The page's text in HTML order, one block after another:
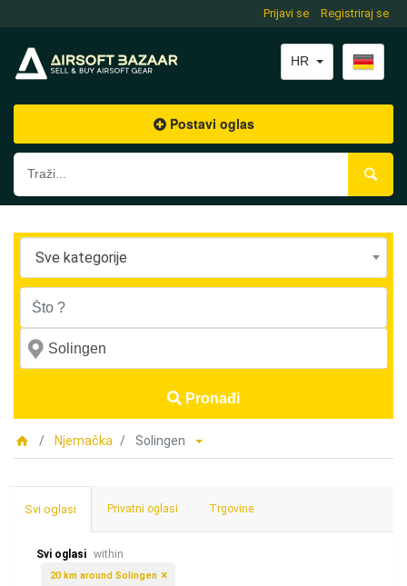
Prijavi se Registriraj se
HR
Postavi oglas
Sve kategorije
Pronađi
Njemačka Solingen
Svi oglasi Privatni oglasi Trgovine
Svi oglasi within
20 km around Solingen